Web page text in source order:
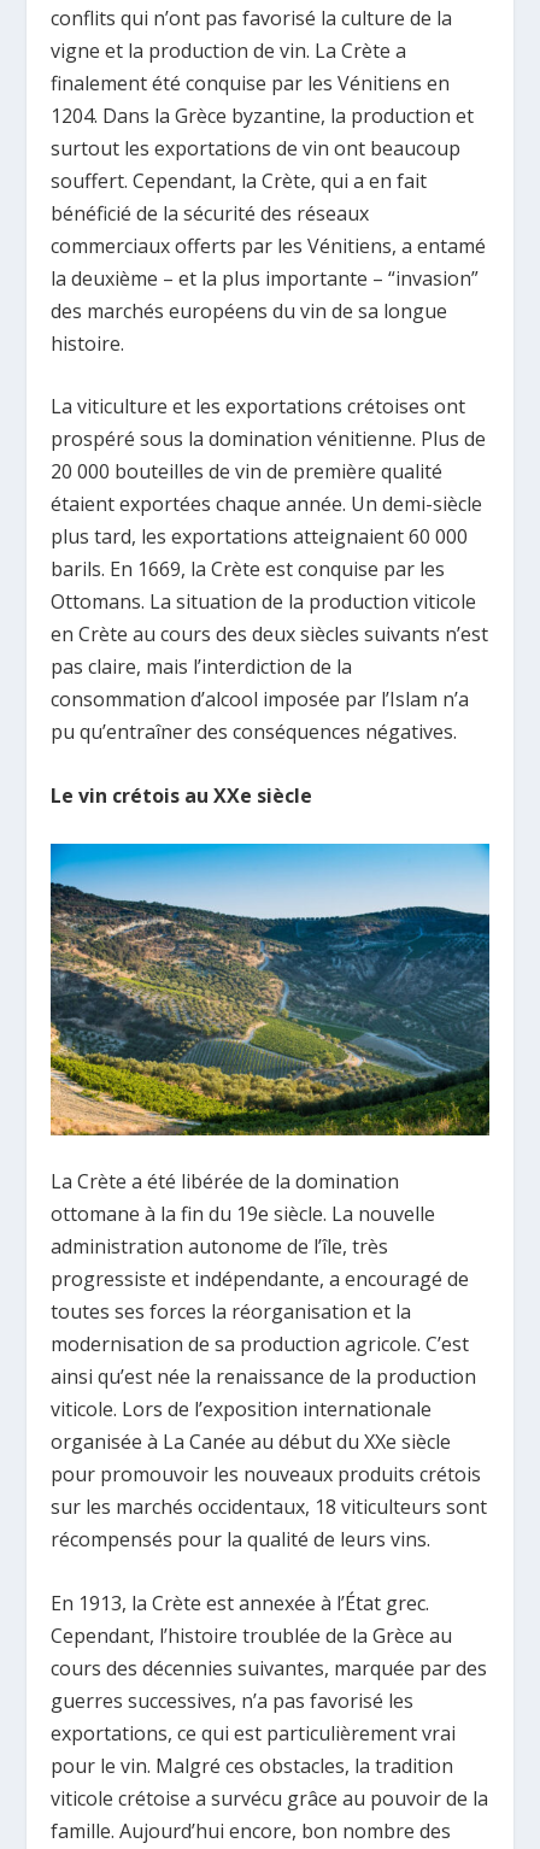
conflits qui n’ont pas favorisé la culture de la
vigne et la production de vin. La Crète a
finalement été conquise par les Vénitiens en
1204. Dans la Grèce byzantine, la production et
surtout les exportations de vin ont beaucoup
souffert. Cependant, la Crète, qui a en fait
bénéficié de la sécurité des réseaux
commerciaux offerts par les Vénitiens, a entamé
la deuxième – et la plus importante – “invasion”
des marchés européens du vin de sa longue
histoire.
La viticulture et les exportations crétoises ont
prospéré sous la domination vénitienne. Plus de
20 000 bouteilles de vin de première qualité
étaient exportées chaque année. Un demi-siècle
plus tard, les exportations atteignaient 60 000
barils. En 1669, la Crète est conquise par les
Ottomans. La situation de la production viticole
en Crète au cours des deux siècles suivants n’est
pas claire, mais l’interdiction de la
consommation d’alcool imposée par l’Islam n’a
pu qu’entraîner des conséquences négatives.
Le vin crétois au XXe siècle
La Crète a été libérée de la domination
ottomane à la fin du 19e siècle. La nouvelle
administration autonome de l’île, très
progressiste et indépendante, a encouragé de
toutes ses forces la réorganisation et la
modernisation de sa production agricole. C’est
ainsi qu’est née la renaissance de la production
viticole. Lors de l’exposition internationale
organisée à La Canée au début du XXe siècle
pour promouvoir les nouveaux produits crétois
sur les marchés occidentaux, 18 viticulteurs sont
récompensés pour la qualité de leurs vins.
En 1913, la Crète est annexée à l’État grec.
Cependant, l’histoire troublée de la Grèce au
cours des décennies suivantes, marquée par des
guerres successives, n’a pas favorisé les
exportations, ce qui est particulièrement vrai
pour le vin. Malgré ces obstacles, la tradition
viticole crétoise a survécu grâce au pouvoir de la
famille. Aujourd’hui encore, bon nombre des